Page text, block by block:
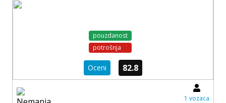
pouzdanost
potrošnja
Oceni 82.8
1 vozaca